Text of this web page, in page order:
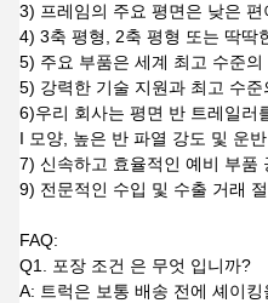
3) 프레임의 주요 평면은 낮은
4) 3축 평형, 2축 평형 또는 딱딱
5) 주요 부품은 세계 최고 수준의
5) 강력한 기술 지원과 최고 수
6)우리 회사는 평면 반 트레일러
I 모양, 높은 반 파열 강도 및 운반
7) 신속하고 효율적인 예비 부품
9) 전문적인 수입 및 수출 거래
FAQ:
Q1. 포장 조건 은 무엇 입니까?
A: 트럭은 보통 배송 전에 셰이